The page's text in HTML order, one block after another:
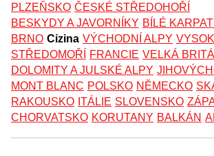
PLZEŇSKO ČESKÉ STŘEDOHOŘÍ
BESKYDY A JAVORNÍKY BÍLÉ
BRNO Cizina VÝCHODNÍ ALPY
STŘEDOMOŘÍ
FRANCIE VELKÁ
DOLOMITY A JULSKÉ ALPY
MONT BLANC POLSKO NĚMECKO
RAKOUSKO ITÁLIE SLOVENSKO
CHORVATSKO KORUTANY BALKÁN